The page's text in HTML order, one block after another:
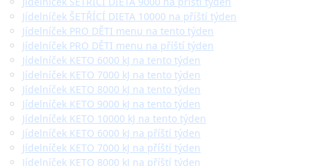
Jídelníček ŠETŘÍCÍ DIETA 10000 na příští týden
Jídelníček PRO DĚTI menu na tento týden
Jídelníček PRO DĚTI menu na příští týden
Jídelníček KETO 6000 kJ na tento týden
Jídelníček KETO 7000 kJ na tento týden
Jídelníček KETO 8000 kJ na tento týden
Jídelníček KETO 9000 kJ na tento týden
Jídelníček KETO 10000 kJ na tento týden
Jídelníček KETO 6000 kJ na příští týden
Jídelníček KETO 7000 kJ na příští týden
Jídelníček KETO 8000 kJ na příští týden